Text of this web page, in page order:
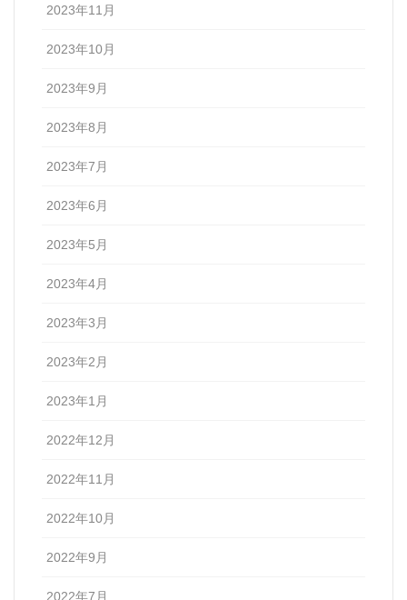
2023年11月
2023年10月
2023年9月
2023年8月
2023年7月
2023年6月
2023年5月
2023年4月
2023年3月
2023年2月
2023年1月
2022年12月
2022年11月
2022年10月
2022年9月
2022年7月